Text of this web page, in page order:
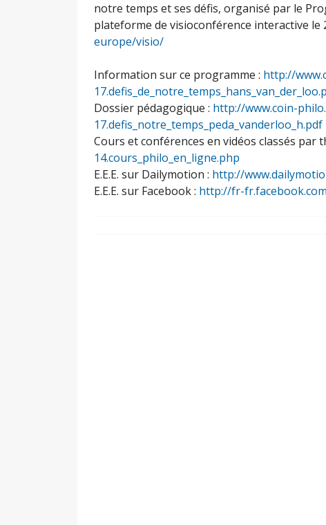
notre temps et ses défis, organisé par le
plateforme de visioconférence interactive le
europe/visio/
Information sur ce programme : http://
Dossier pédagogique : http://www.coin-
17.defis_notre_temps_peda_vanderloo_h.pdf
Cours et conférences en vidéos classés par
14.cours_philo_en_ligne.php
E.E.E. sur Dailymotion : http://
E.E.E. sur Facebook : http://fr-